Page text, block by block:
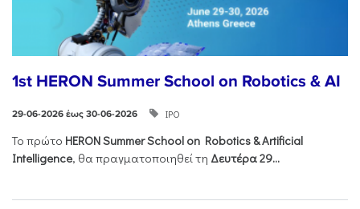
1st HERON Summer School on Robotics & AI
29-06-2026 έως 30-06-2026 ΙΡΟ
Το πρώτο HERONSummerSchool on Robotics &Artificial
Intelligence, θα πραγματοποιηθεί τη Δευτέρα 29...